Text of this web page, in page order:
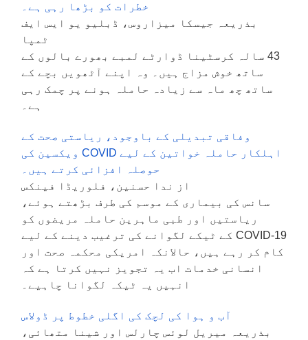
خطرات کو بڑھا رہی ہے۔
بذریعہ جیسکا میزاروس، ڈبلیو یو ایس ایف
ٹمپا
43 سالہ کرسٹینا ڈوارٹے لمبے بھورے بالوں کے
ساتھ خوش مزاج ہیں۔ وہ اپنے آٹھویں بچے کے
ساتھ چھ ماہ سے زیادہ حاملہ ہونے پر چمک رہی
ہے۔
وفاقی تبدیلی کے باوجود، ریاستی صحت کے
اہلکار حاملہ خواتین کے لیے COVID ویکسین کی
حوصلہ افزائی کرتے ہیں۔
از ندا حسنین، فلوریڈا فینکس
سانس کی بیماری کے موسم کی طرف بڑھتے ہوئے،
ریاستیں اور طبی ماہرین حاملہ مریضوں کو
COVID-19 کے ٹیکے لگوانے کی ترغیب دینے کے لیے
کام کر رہے ہیں، حالانکہ امریکی محکمہ صحت اور
انسانی خدمات اب یہ تجویز نہیں کرتا ہے کہ
انہیں یہ ٹیکہ لگوانا چاہیے۔
آب و ہوا کی لچک کی اگلی خطوط پر ڈولاس
بذریعہ میریل لوئس چارلس اور شینا متھائی،